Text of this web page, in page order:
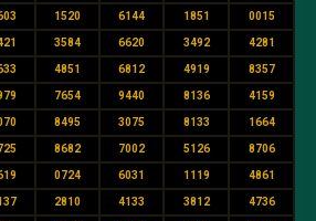
1520 6144 1851 0015
3584 6620 3492 4281
4851 6812 4919 8357
7654 9440 8136 4159
8495 3075 8133 1664
8682 7002 5126 8706
0724 6031 1119 4861
2810 4133 3812 4736